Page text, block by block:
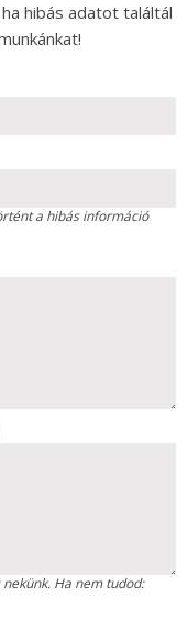
hibás adatot találtál
a hibás információ
Ha nem tudod: